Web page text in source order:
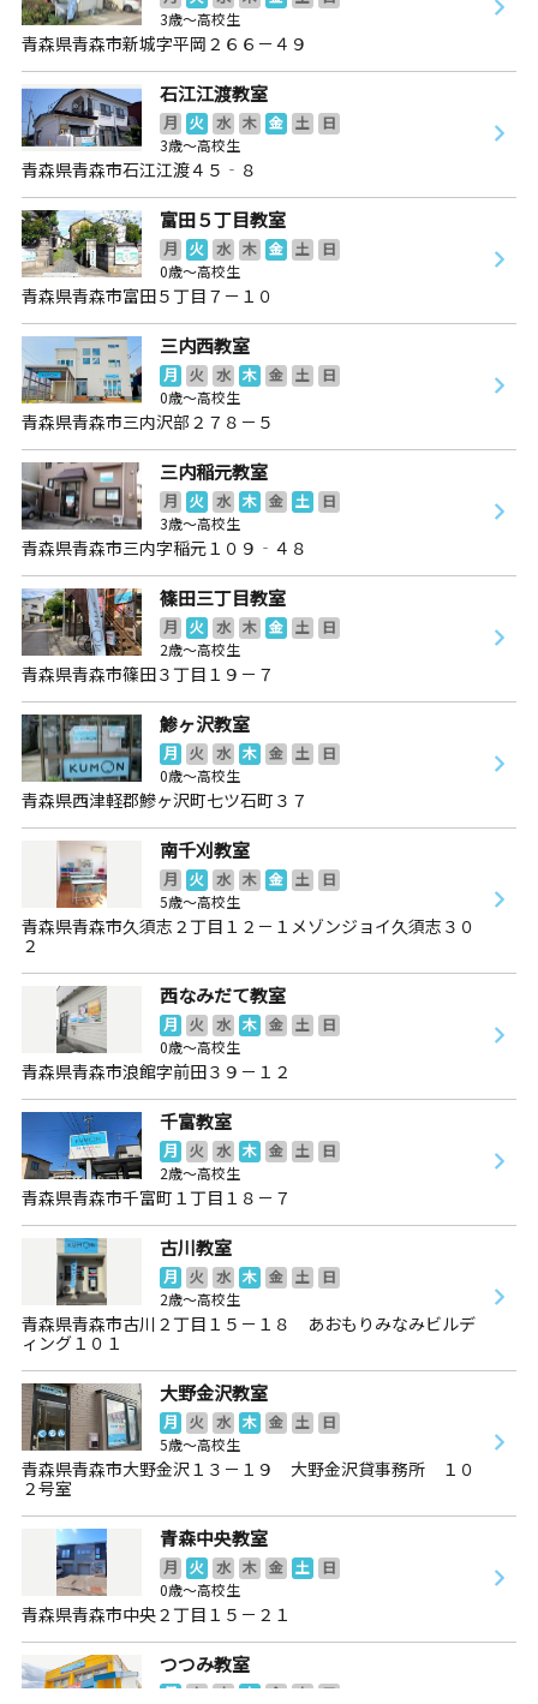
3歳～高校生
青森県青森市新城字平岡２６６－４９
石江江渡教室
月 火 水 木 金 土
日
3歳～高校生
青森県青森市石江江渡４５‐８
富田５丁目教室
月 火 水 木 金 土
日
0歳～高校生
青森県青森市富田５丁目７－１０
三内西教室
月 火 水 木 金 土
日
0歳～高校生
青森県青森市三内沢部２７８－５
三内稲元教室
月 火 水 木 金 土
日
3歳～高校生
青森県青森市三内字稲元１０９‐４８
篠田三丁目教室
月 火 水 木 金 土
日
2歳～高校生
青森県青森市篠田３丁目１９－７
鯵ヶ沢教室
月 火 水 木 金 土
日
0歳～高校生
青森県西津軽郡鰺ヶ沢町七ツ石町３７
南千刈教室
月 火 水 木 金 土
日
5歳～高校生
青森県青森市久須志２丁目１２－１メゾンジョイ久須志３０
２
西なみだて教室
月 火 水 木 金 土
日
0歳～高校生
青森県青森市浪館字前田３９－１２
千富教室
月 火 水 木 金 土
日
2歳～高校生
青森県青森市千富町１丁目１８－７
古川教室
月 火 水 木 金 土
日
2歳～高校生
青森県青森市古川２丁目１５－１８ あおもりみなみビルデ
ィング１０１
大野金沢教室
月 火 水 木 金 土
日
5歳～高校生
青森県青森市大野金沢１３－１９ 大野金沢貸事務所 １０
２号室
青森中央教室
月 火 水 木 金 土
日
0歳～高校生
青森県青森市中央２丁目１５－２１
つつみ教室
月 火 水 木 金 土 日